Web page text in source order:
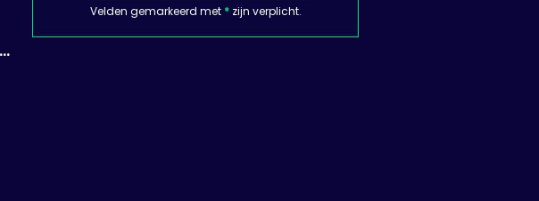
Velden gemarkeerd met *zijn verplicht.